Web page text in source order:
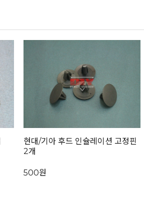
현대/기아 후드 인슐레이션 고정핀
2개
500원